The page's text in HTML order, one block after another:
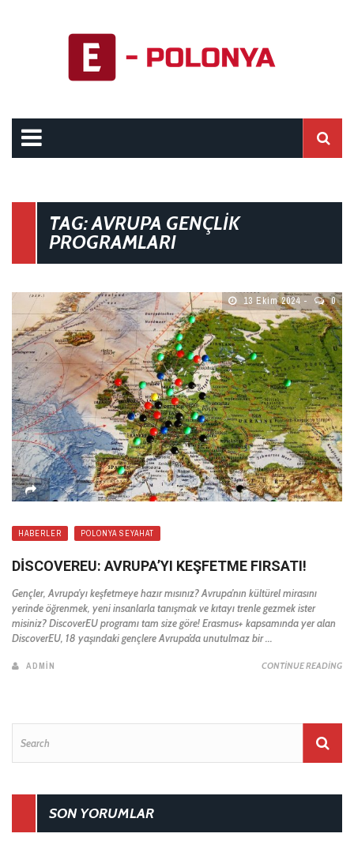
TAG: AVRUPA GENÇLIK
PROGRAMLARI
13 Ekim 2024 0
HABERLER POLONYA SEYAHAT
DISCOVEREU: AVRUPA’YI KEŞFETME FIRSATI!
Gençler, Avrupa’yı keşfetmeye hazır mısınız? Avrupa’nın kültürel mirasını
yerinde öğrenmek, yeni insanlarla tanışmak ve kıtayı trenle gezmek ister
misiniz? DiscoverEU programı tam size göre! Erasmus+ kapsamında yer alan
DiscoverEU, 18 yaşındaki gençlere Avrupa’da unutulmaz bir ...
ADMIN CONTINUE READING
SON YORUMLAR